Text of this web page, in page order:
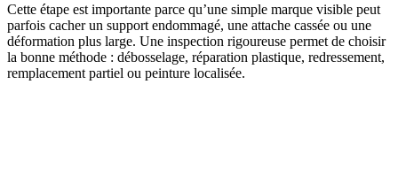
Cette étape est importante parce qu’une simple marque visible peut
parfois cacher un support endommagé, une attache cassée ou une
déformation plus large. Une inspection rigoureuse permet de choisir
la bonne méthode : débosselage, réparation plastique, redressement,
remplacement partiel ou peinture localisée.